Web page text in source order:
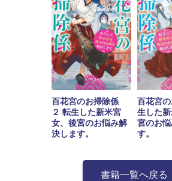
百花宮のお掃除係
２ 転生した新米宮
女、後宮のお悩み解
決します。
百花宮
生した
宮のお
す。
書籍一覧へ戻る